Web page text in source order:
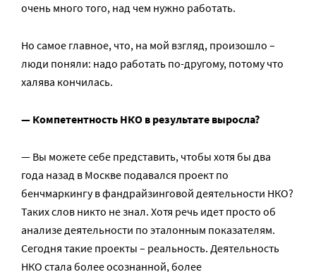
очень много того, над чем нужно работать.
Но самое главное, что, на мой взгляд, произошло –
люди поняли: надо работать по-другому, потому что
халява кончилась.
— Компетентность НКО в результате выросла?
— Вы можете себе представить, чтобы хотя бы два
года назад в Москве подавался проект по
бенчмаркингу в фандрайзинговой деятельности НКО?
Таких слов никто не знал. Хотя речь идет просто об
анализе деятельности по эталонным показателям.
Сегодня такие проекты – реальность. Деятельность
НКО стала более осознанной, более